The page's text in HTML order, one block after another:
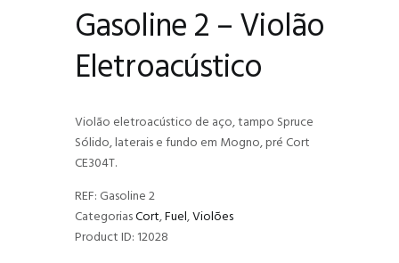
Gasoline 2 – Violão
Eletroacústico
Violão eletroacústico de aço, tampo Spruce
Sólido, laterais e fundo em Mogno, pré Cort
CE304T.
REF: Gasoline 2
CategoriasCort,Fuel,Violões
Product ID: 12028